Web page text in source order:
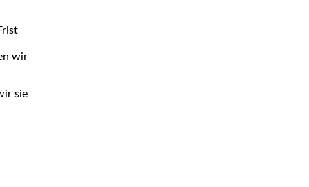
wir
sie